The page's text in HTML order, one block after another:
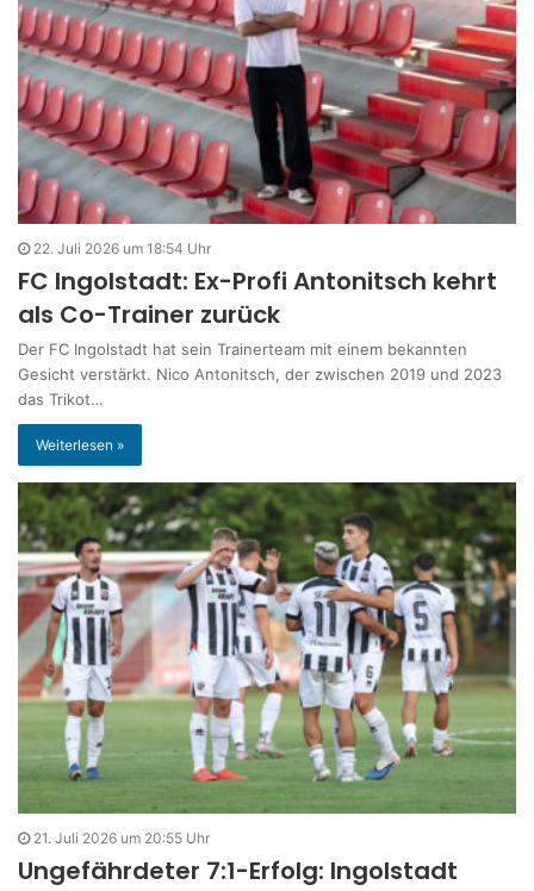
22. Juli 2026 um 18:54 Uhr
FC Ingolstadt: Ex-Profi Antonitsch kehrt
als Co-Trainer zurück
Der FC Ingolstadt hat sein Trainerteam mit einem bekannten
Gesicht verstärkt. Nico Antonitsch, der zwischen 2019 und 2023
das Trikot…
Weiterlesen »
21. Juli 2026 um 20:55 Uhr
Ungefährdeter 7:1-Erfolg: Ingolstadt